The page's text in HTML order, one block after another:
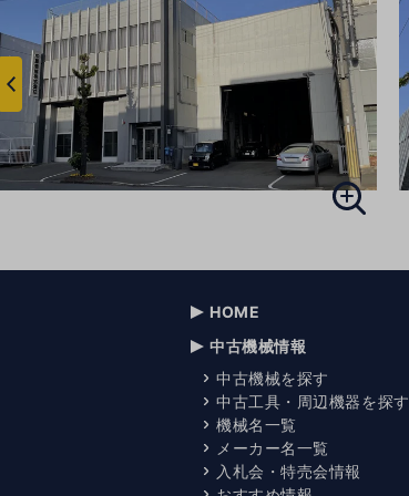
へ
HOME
中古機械情報
中古機械を探す
中古工具・周辺機器を探す
機械名一覧
メーカー名一覧
入札会・特売会情報